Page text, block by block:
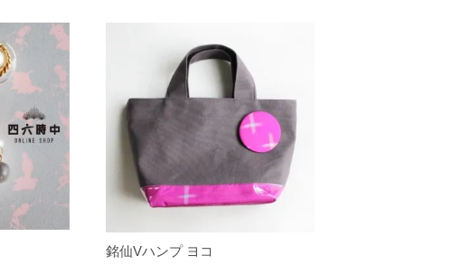
銘仙Vハンプ ヨコ